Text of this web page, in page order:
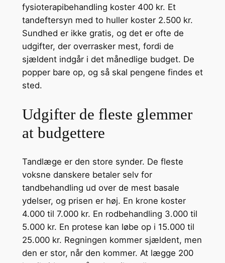
fysioterapibehandling koster 400 kr. Et
tandeftersyn med to huller koster 2.500 kr.
Sundhed er ikke gratis, og det er ofte de
udgifter, der overrasker mest, fordi de
sjældent indgår i det månedlige budget. De
popper bare op, og så skal pengene findes et
sted.
Udgifter de fleste glemmer
at budgettere
Tandlæge er den store synder. De fleste
voksne danskere betaler selv for
tandbehandling ud over de mest basale
ydelser, og prisen er høj. En krone koster
4.000 til 7.000 kr. En rodbehandling 3.000 til
5.000 kr. En protese kan løbe op i 15.000 til
25.000 kr. Regningen kommer sjældent, men
den er stor, når den kommer. At lægge 200